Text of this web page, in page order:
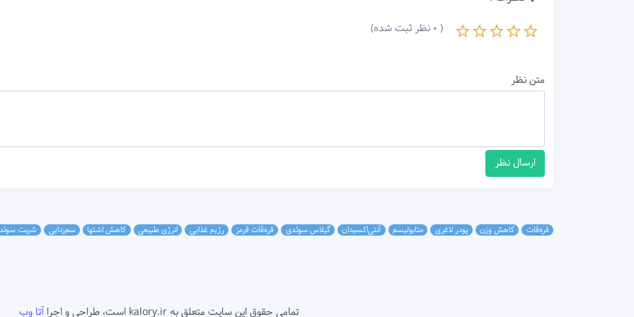
( 0 نظر ثبت شده)
متن نظر
ارسال نظر
قره‌قات کاهش وزن پودر لاغری متابولیسم آنتی‌اکسیدان گیلاس سوئدی قره‌قات قرمز رژیم غذایی انرژی طبیعی کاهش اشتها سم‌زدایی شربت
تمامی حقوق این سایت متعلق به kalory.ir است، طراحی و اجرا آتا وب